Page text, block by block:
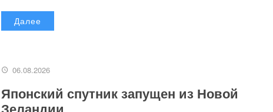
Далее
06.08.2026
Японский спутник запущен из Новой
Зеландии